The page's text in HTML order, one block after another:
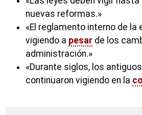
nuevas reformas.»
«El reglamento interno de la
vigiendo a pesar de los
administración.»
«Durante siglos, los
continuaron vigiendo en la